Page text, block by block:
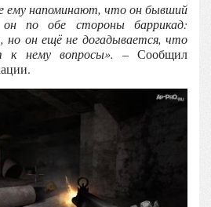
ему напоминают, что он бывший
по обе стороны баррикад:
но он ещё не догадывается, что
нему вопросы». – Сообщил